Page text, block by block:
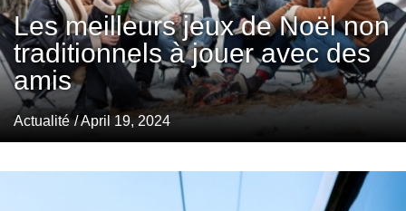
Les meilleurs jeux de Noël non
traditionnels à jouer avec des
amis
Actualité / April 19, 2024